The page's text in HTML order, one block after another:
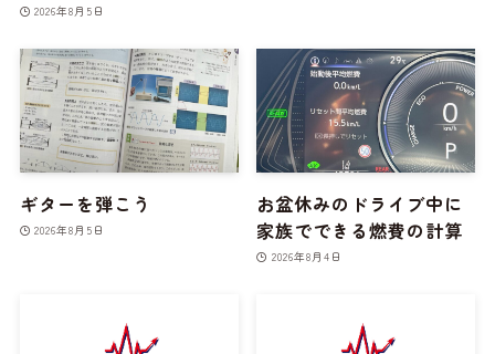
2026年8月5日
ギターを弾こう
2026年8月5日
お盆休みのドライブ中に
家族でできる燃費の計算
2026年8月4日